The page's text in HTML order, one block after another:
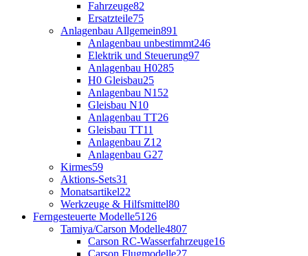
Fahrzeuge82
Ersatzteile75
Anlagenbau Allgemein891
Anlagenbau unbestimmt246
Elektrik und Steuerung97
Anlagenbau H0285
H0 Gleisbau25
Anlagenbau N152
Gleisbau N10
Anlagenbau TT26
Gleisbau TT11
Anlagenbau Z12
Anlagenbau G27
Kirmes59
Aktions-Sets31
Monatsartikel22
Werkzeuge & Hilfsmittel80
Ferngesteuerte Modelle5126
Tamiya/Carson Modelle4807
Carson RC-Wasserfahrzeuge16
Carson Flugmodelle27